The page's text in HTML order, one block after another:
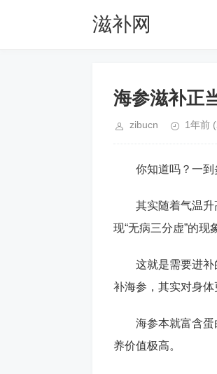
滋补网
海参滋补正
zibucn 1年前
你知道吗？一到
其实随着气温
现“无病三分虚”的现
这就是需要进
补海参，其实对身体
海参本就富含
养价值极高。